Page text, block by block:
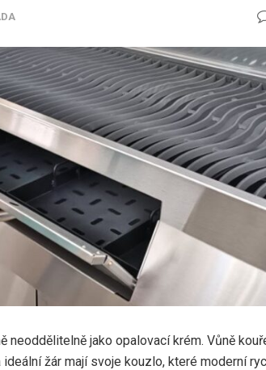
neoddělitelně jako opalovací krém. Vůně
žár mají svoje kouzlo, které moderní